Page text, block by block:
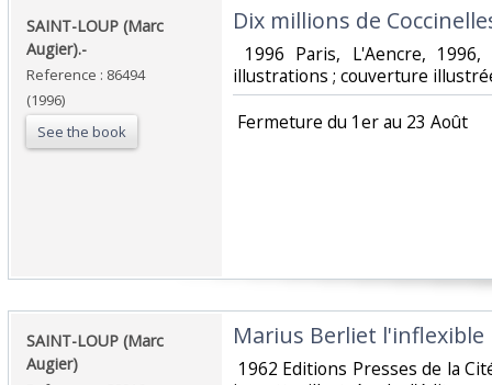
‎SAINT-LOUP (Marc
Augier).-‎
Reference : 86494
(1996)
See the book
‎Dix millions de
1996 Paris, L'Aencre,
illustrations ; couverture
‎ Fermeture du 1er au 23 Août‎
‎SAINT-LOUP (Marc
Augier)‎
‎Marius Berliet l'inflexible ‎
1962 Editions Presses de la